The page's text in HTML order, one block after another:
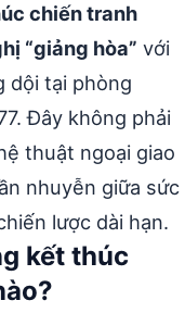
chiến tranh
“giảng hòa” với
dội tại phòng
Đây không phải
thuật ngoại giao
nhuyễn giữa sức
lược dài hạn.
kết thúc